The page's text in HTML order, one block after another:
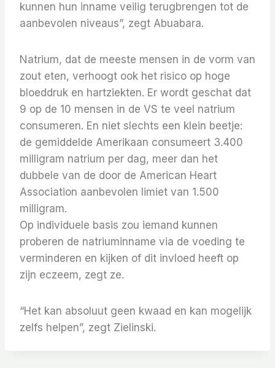
kunnen hun inname veilig terugbrengen tot de
aanbevolen niveaus”, zegt Abuabara.
Natrium, dat de meeste mensen in de vorm van
zout eten, verhoogt ook het risico op hoge
bloeddruk en hartziekten. Er wordt geschat dat
9 op de 10 mensen in de VS te veel natrium
consumeren. En niet slechts een klein beetje:
de gemiddelde Amerikaan consumeert 3.400
milligram natrium per dag, meer dan het
dubbele van de door de American Heart
Association aanbevolen limiet van 1.500
milligram.
Op individuele basis zou iemand kunnen
proberen de natriuminname via de voeding te
verminderen en kijken of dit invloed heeft op
zijn eczeem, zegt ze.
“Het kan absoluut geen kwaad en kan mogelijk
zelfs helpen”, zegt Zielinski.